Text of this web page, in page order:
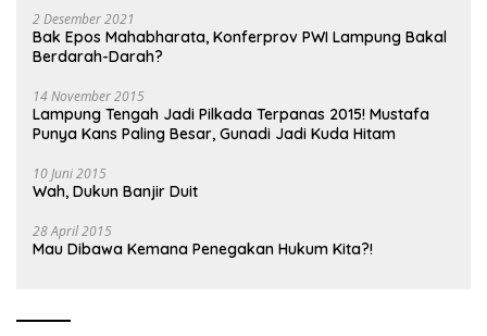
2 Desember 2021
Bak Epos Mahabharata, Konferprov PWI Lampung Bakal
Berdarah-Darah?
14 November 2015
Lampung Tengah Jadi Pilkada Terpanas 2015! Mustafa
Punya Kans Paling Besar, Gunadi Jadi Kuda Hitam
10 Juni 2015
Wah, Dukun Banjir Duit
28 April 2015
Mau Dibawa Kemana Penegakan Hukum Kita?!